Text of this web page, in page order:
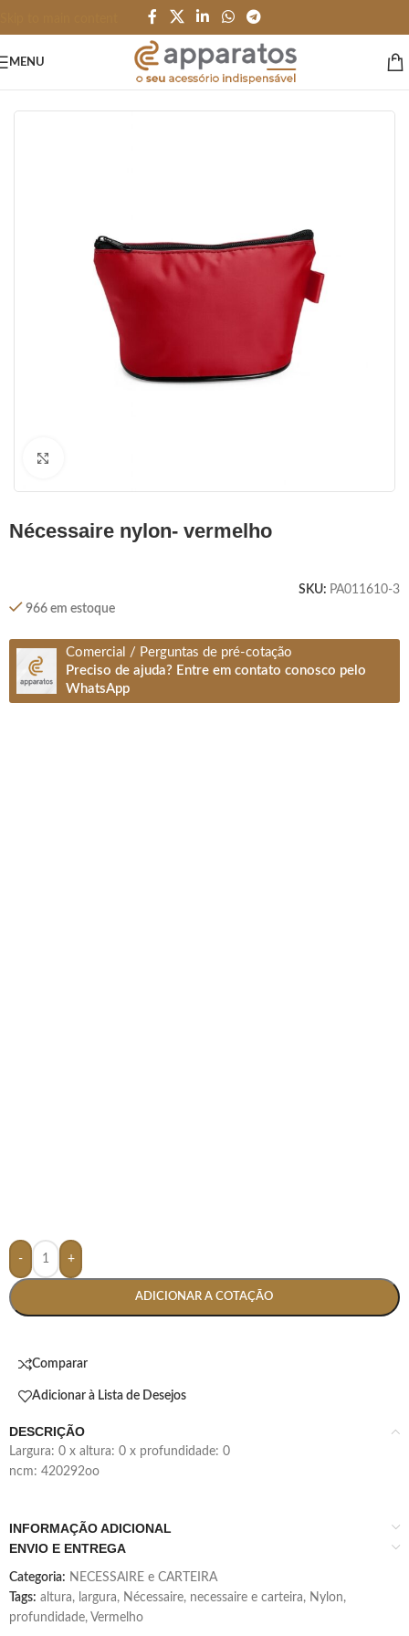
MENU
NECESSAIRE e CARTEIRA
nécessaire nylon- vermelho
SKU: PA011610-3
966 em estoque
Comercial / Perguntas de pré-cotação
Preciso de ajuda? Entre em contato conosco pelo
WhatsApp
- +
ADICIONAR A COTAÇÃO
Comparar
Adicionar à Lista de Desejos
DESCRIÇÃO
largura: 0 x altura: 0 x profundidade: 0
ncm: 420292oo
INFORMAÇÃO ADICIONAL
ENVIO E ENTREGA
Categoria: NECESSAIRE e CARTEIRA
Tags: altura, largura, Nécessaire, necessaire e carteira, Nylon,
profundidade, Vermelho